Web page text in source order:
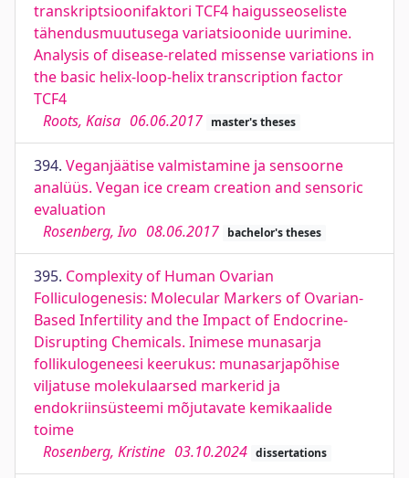
transkriptsioonifaktori TCF4 haigusseoseliste
tähendusmuutusega variatsioonide uurimine.
Analysis of disease-related missense variations in
the basic helix-loop-helix transcription factor
TCF4
Roots, Kaisa 06.06.2017 master's theses
394. Veganjäätise valmistamine ja sensoorne
analüüs. Vegan ice cream creation and sensoric
evaluation
Rosenberg, Ivo 08.06.2017 bachelor's theses
395. Complexity of Human Ovarian
Folliculogenesis: Molecular Markers of Ovarian-
Based Infertility and the Impact of Endocrine-
Disrupting Chemicals. Inimese munasarja
follikulogeneesi keerukus: munasarjapõhise
viljatuse molekulaarsed markerid ja
endokriinsüsteemi mõjutavate kemikaalide
toime
Rosenberg, Kristine 03.10.2024 dissertations